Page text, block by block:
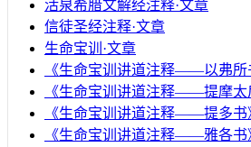
活泉希腊文解经注释·文章
信徒圣经注释·文章
生命宝训·文章
《生命宝训讲道注释——以弗所
《生命宝训讲道注释——提摩太
《生命宝训讲道注释——提多书
《生命宝训讲道注释——雅各书